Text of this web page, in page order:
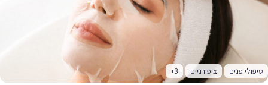
טיפולי פנים ציפורניים +3